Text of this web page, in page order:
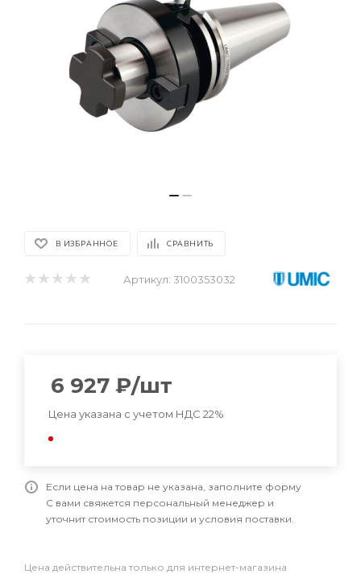
В ИЗБРАННОЕ СРАВНИТЬ
Артикул: 3100353032
6 927 ₽/шт
Цена указана с учетом НДС 22%
Если цена на товар не указана, заполните форму
С вами свяжется персональный менеджер и
уточнит стоимость позиции и условия поставки.
Цена действительна только для интернет-магазина